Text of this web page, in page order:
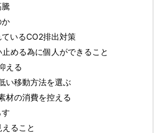
か
いるCO2排出対策
める為に個人ができること
える
い移動方法を選ぶ
材の消費を控える
す
ること